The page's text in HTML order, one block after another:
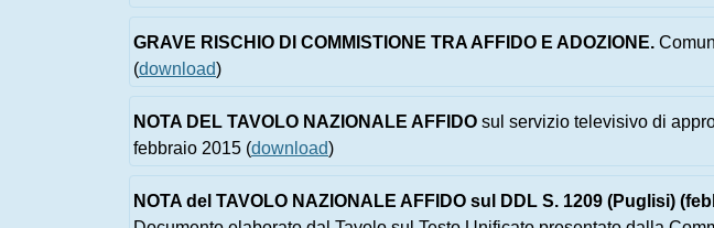
GRAVE RISCHIO DI COMMISTIONE TRA AFFIDO E ADOZIONE.
(download)
NOTA DEL TAVOLO NAZIONALE AFFIDO sul servizio televisivo di
febbraio 2015 (download)
NOTA del TAVOLO NAZIONALE AFFIDO sul DDL S. 1209 (Puglisi)